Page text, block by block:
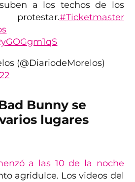
a los techos de los
#Ticketmaster
(@DiariodeMorelos)
Bunny se
lugares
a las 10 de la noche
agridulce. Los videos del